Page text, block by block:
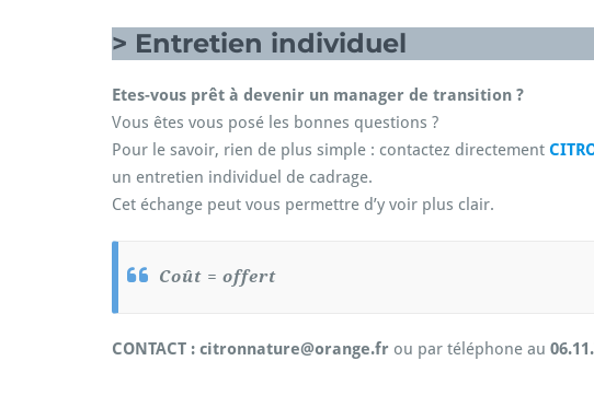
> Entretien individuel
Etes-vous prêt à devenir un manager de transition ?
Vous êtes vous posé les bonnes questions ?
Pour le savoir, rien de plus simple : contactez directement
un entretien individuel de cadrage.
Cet échange peut vous permettre d’y voir plus clair.
Coût = offert
CONTACT : citronnature@orange.fr ou par téléphone au